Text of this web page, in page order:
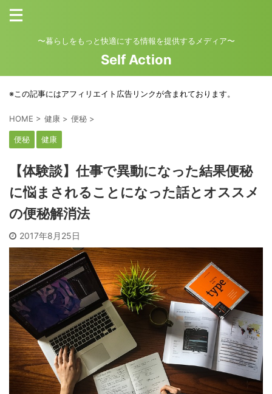
〜暮らしをもっと快適にする情報を提供するメディア〜
Self Action
※この記事にはアフィリエイト広告リンクが含まれております。
HOME > 健康 > 便秘 >
便秘 健康
【体験談】仕事で異動になった結果便秘
に悩まされることになった話とオススメ
の便秘解消法
2017年8月25日